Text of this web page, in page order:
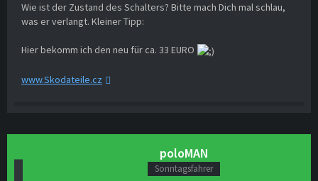
Wie ist der Zustand des Schalters? Bitte mach Dich mal schlau,
was er verlangt. Kleiner Tipp:
Hier bekomm ich den neu für ca. 33 EURO
www.Skodateile.cz
poloMAN
Sonntagsfahrer